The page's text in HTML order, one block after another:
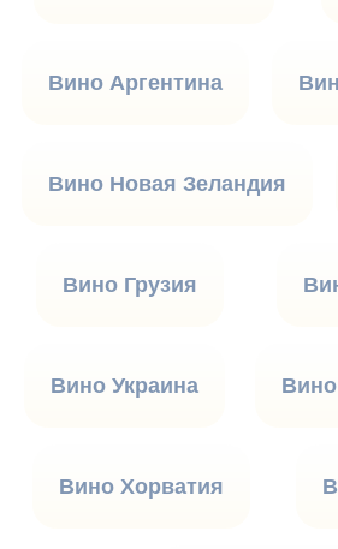
Вино Аргентина
Вино Новая Зеландия
Вино Грузия
Вино Украина
Вино Хорватия